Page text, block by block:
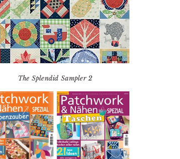
The Splendid Sampler 2